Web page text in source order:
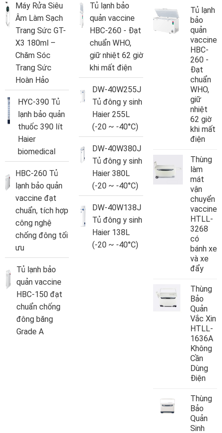
Máy Rửa Siêu
Âm Làm Sạch
Trang Sức GT-
X3 180ml –
Chăm Sóc
Trang Sức
Hoàn Hảo
HYC-390 Tủ
lạnh bảo quản
thuốc 390 lít
Haier
biomedical
HBC-260 Tủ
lạnh bảo quản
vaccine đạt
chuẩn, tích hợp
công nghệ
chống đông tối
ưu
Tủ lạnh bảo
quản vaccine
HBC-150 đạt
chuẩn chống
đông băng
Grade A
Tủ lạnh bảo
quản vaccine
HBC-260 - Đạt
chuẩn WHO,
giữ nhiệt 62 giờ
khi mất điện
DW-40W255J
Tủ đông y sinh
Haier 255L
(-20 ~ -40°C)
DW-40W380J
Tủ đông y sinh
Haier 380L
(-20 ~ -40°C)
DW-40W138J
Tủ đông y sinh
Haier 138L
(-20 ~ -40°C)
Tủ lạnh
bảo
quản
vaccine
HBC-
260 -
Đạt
chuẩn
WHO,
giữ
nhiệt
62 giờ
khi mất
điện
Thùng
làm
mát
vận
chuyển
vaccine
HTLL-
3268
có
bánh xe
và xe
đẩy
Thùng
Bảo
Quản
Vắc Xin
HTLL-
1636A
Không
Cần
Dùng
Điện
Thùng
Bảo
Quản
Sinh